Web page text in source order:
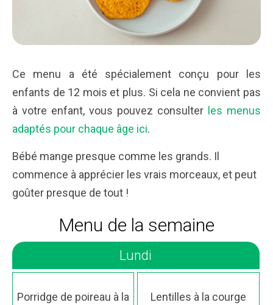
Ce menu a été spécialement conçu pour les
enfants de 12 mois et plus. Si cela ne convient pas
à votre enfant, vous pouvez consulter les menus
adaptés pour chaque âge ici.
Bébé mange presque comme les grands. Il
commence à apprécier les vrais morceaux, et peut
goûter presque de tout !
Menu de la semaine
Lundi
Porridge de poireau à la
Lentilles à la courge